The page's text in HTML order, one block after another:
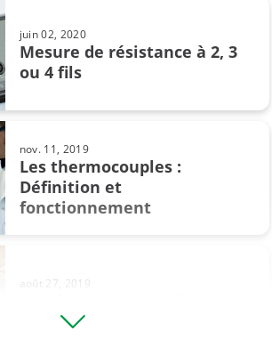
extraction de racine carree
juin 02, 2020
Mesure de résistance à 2, 3
ou 4 fils
nov. 11, 2019
Les thermocouples :
Définition et
fonctionnement
août 27, 2019
Comment étalonner les ...